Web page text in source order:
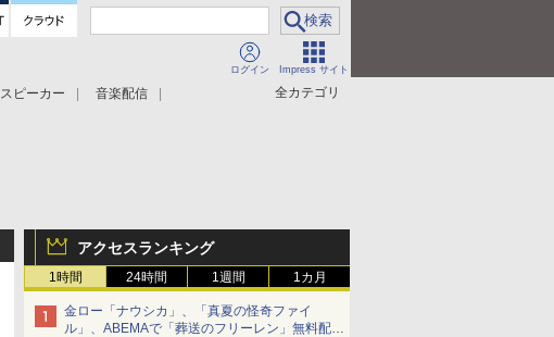
ログイン Impress サイト
全カテゴリ
スピーカー
音楽配信
アクセスランキング
1時間 24時間 1週間 1カ月
金ロー「ナウシカ」、「真夏の怪奇ファイ
ル」、ABEMAで「葬送のフリーレン」無料配信